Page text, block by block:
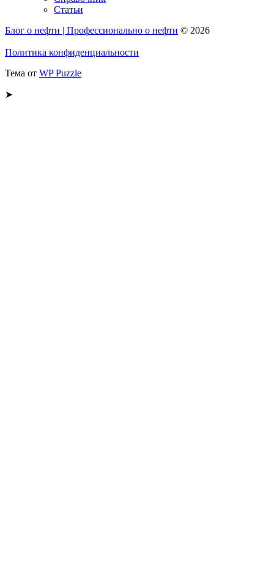
Статьи
Блог о нефти | Профессионально о нефти © 2026
Политика конфиденциальности
Тема от WP Puzzle
➤